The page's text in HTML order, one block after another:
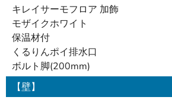
キレイサーモフロア 加飾
モザイクホワイト
保温材付
くるりんポイ排水口
ボルト脚(200mm)
【壁】